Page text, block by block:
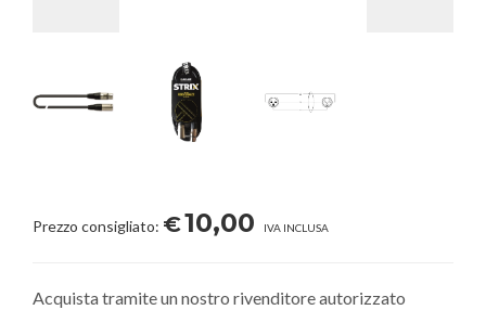
Prezzo consigliato: €10,00 IVA INCLUSA
Acquista tramite un nostro rivenditore autorizzato